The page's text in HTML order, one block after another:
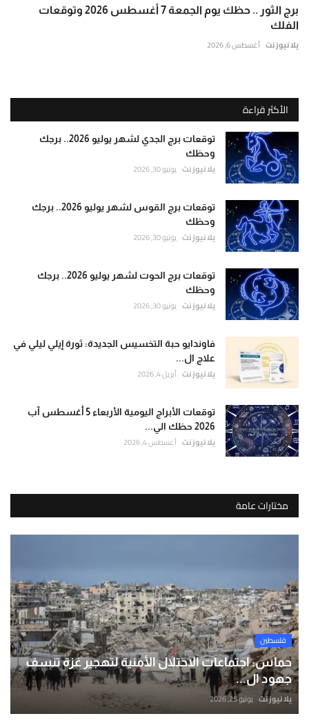
برج الثور .. حظك يوم الجمعة 7 أغسطس 2026 وتوقعات
الفلك
يلا نيوز نت أغسطس 6, 2026
الأكثر قراءة
توقعات برج الجدي لشهر يوليو 2026.. برجك
وحظك
يلا نيوز نت يونيو 30, 2026
توقعات برج القوس لشهر يوليو 2026.. برجك
وحظك
يلا نيوز نت يونيو 30, 2026
توقعات برج الحوت لشهر يوليو 2026.. برجك
وحظك
يلا نيوز نت يونيو 30, 2026
فاوندايو حبة التخسيس الجديدة: ثورة إيلي ليلي في
علاج ال...
يلا نيوز نت أبريل 4, 2026
توقعات الأبراج اليومية الأربعاء 5 أغسطس آب
2026 حظك الي...
يلا نيوز نت أغسطس 4, 2026
مختارات عامة
فلسطين
حماس: اجتماعات الاحتلال الأمنية لتهجير غزة تنسف
جهود ال...
يلا نيوز نت يونيو 25, 2026